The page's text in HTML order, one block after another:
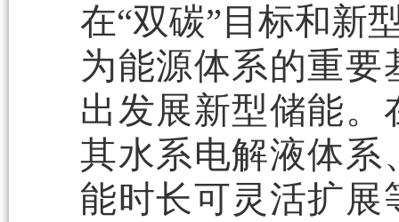
在“双碳”目标和新
为能源体系的重
出发展新型储能
其水系电解液体系
能时长可灵活扩展